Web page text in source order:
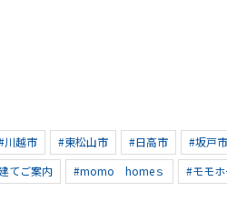
川越市 #東松山市 #日高市 #坂戸市
てご案内 #momo homeｓ #モモ